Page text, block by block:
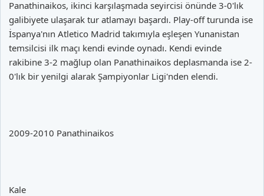
Panathinaikos, ikinci karşılaşmada seyircisi önünde 3-0'lık
galibiyete ulaşarak tur atlamayı başardı. Play-off turunda ise
İspanya'nın Atletico Madrid takımıyla eşleşen Yunanistan
temsilcisi ilk maçı kendi evinde oynadı. Kendi evinde
rakibine 3-2 mağlup olan Panathinaikos deplasmanda ise 2-
0'lık bir yenilgi alarak Şampiyonlar Ligi'nden elendi.
2009-2010 Panathinaikos
Kale